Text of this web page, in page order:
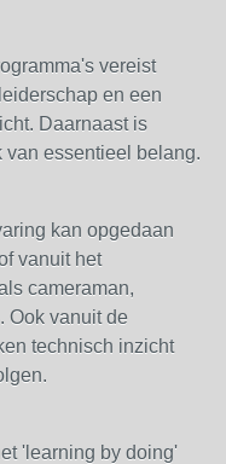
vereist
en een
Daarnaast is
van essentieel belang.
kan opgedaan
vanuit het
cameraman,
Ook vanuit de
technisch inzicht
'learning by doing'